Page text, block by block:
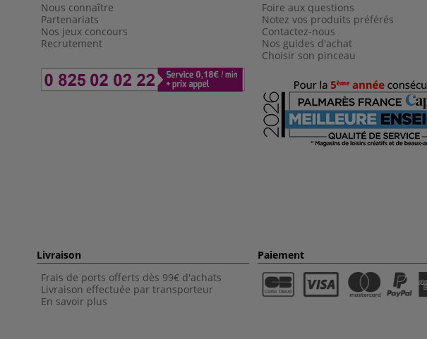
Nous connaître
Partenariats
Nos jeux concours
Recrutement
Foire aux questions
Notez vos produits préférés
Contactez-nous
Nos guides d'achat
Choisir son pinceau
Livraison
Frais de ports offerts dès 99€ d'achats
Livraison effectuée par transporteur
En savoir plus
Paiement